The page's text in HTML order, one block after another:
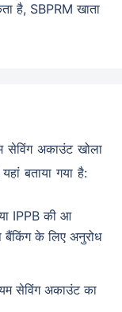
है, SBPRM खाता
सेविंग अकाउंट खोला
बताया गया है:
IPPB की आ
बैंकिंग के लिए अनुरोध
सेविंग अकाउंट का